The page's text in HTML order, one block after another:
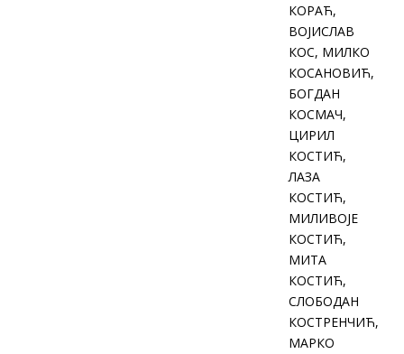
КОРАЋ,
ВОЈИСЛАВ
КОС, МИЛКО
КОСАНОВИЋ,
БОГДАН
КОСМАЧ,
ЦИРИЛ
КОСТИЋ,
ЛАЗА
КОСТИЋ,
МИЛИВОЈЕ
КОСТИЋ,
МИТА
КОСТИЋ,
СЛОБОДАН
КОСТРЕНЧИЋ,
МАРКО